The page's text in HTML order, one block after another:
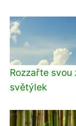
Rozzařte svou
světýlek